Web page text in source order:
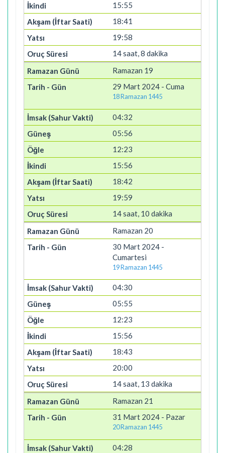
15:55
18:41
19:58
14 saat, 8 dakika
Ramazan 19
29 Mart 2024 - Cuma
18 Ramazan 1445
04:32
05:56
12:23
15:56
18:42
19:59
14 saat, 10 dakika
Ramazan 20
30 Mart 2024 -
Cumartesi
19 Ramazan 1445
04:30
05:55
12:23
15:56
18:43
20:00
14 saat, 13 dakika
Ramazan 21
31 Mart 2024 - Pazar
20 Ramazan 1445
04:28